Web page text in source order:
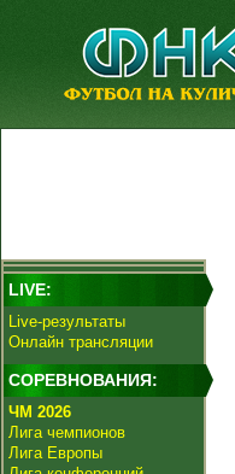
LIVE:
Live-результаты
Онлайн трансляции
СОРЕВНОВАНИЯ:
ЧМ 2026
Лига чемпионов
Лига Европы